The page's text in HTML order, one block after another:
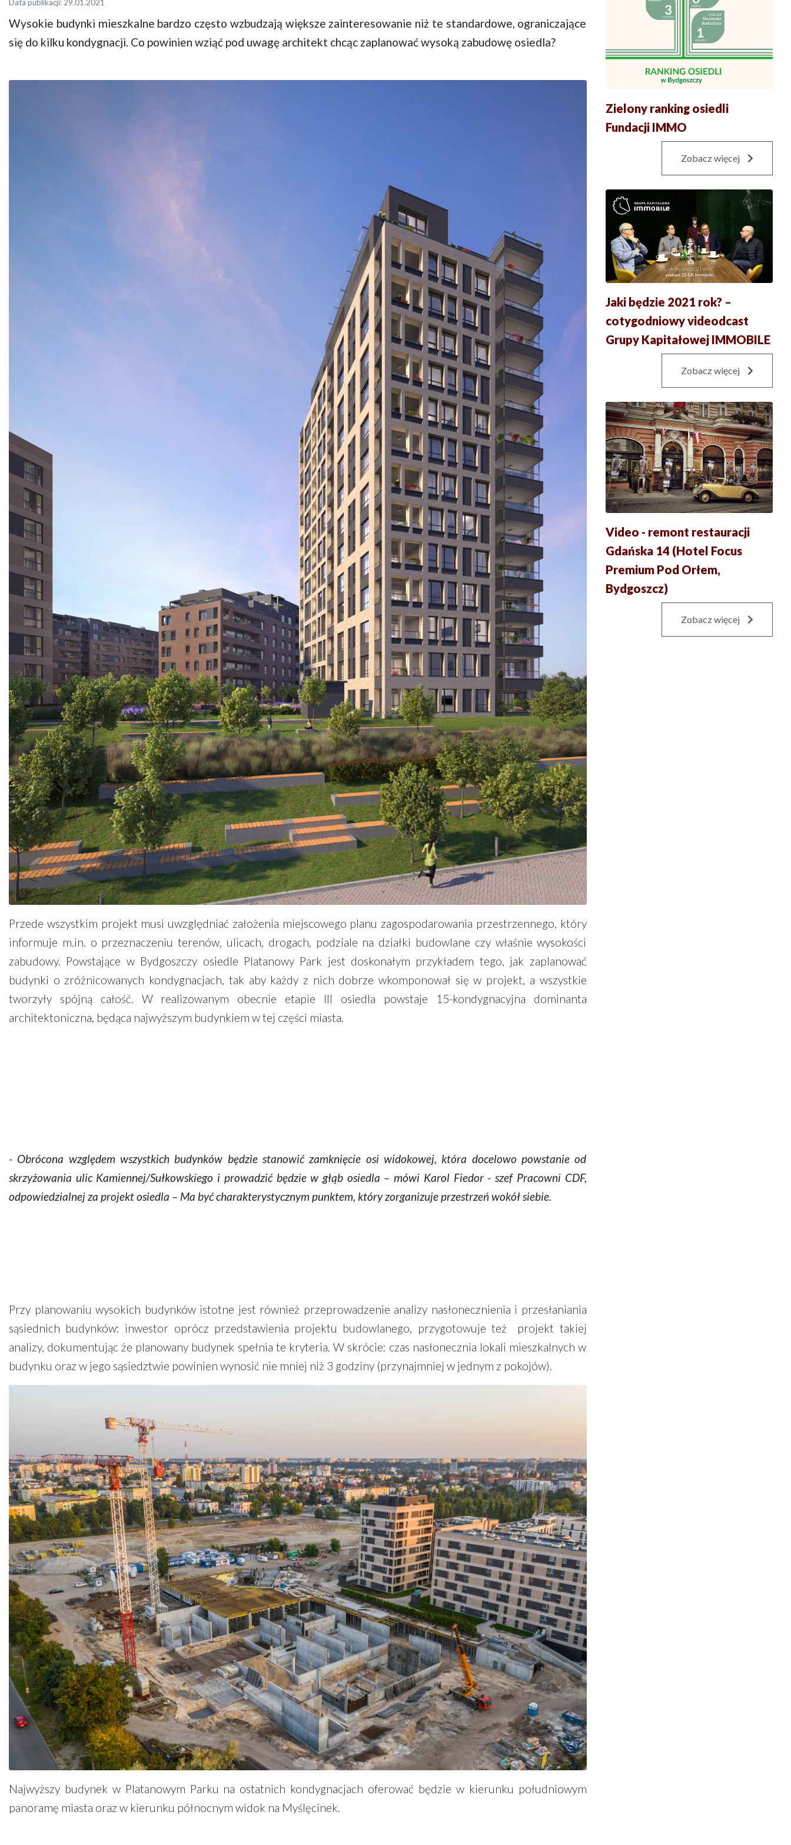
Data publikacji: 29.01.2021
Wysokie budynki mieszkalne bardzo często wzbudzają większe zainteresowanie niż te standardowe, ograniczające
się do kilku kondygnacji. Co powinien wziąć pod uwagę architekt chcąc zaplanować wysoką zabudowę osiedla?
Przede wszystkim projekt musi uwzględniać założenia miejscowego planu zagospodarowania przestrzennego, który
informuje m.in. o przeznaczeniu terenów, ulicach, drogach, podziale na działki budowlane czy właśnie wysokości
zabudowy. Powstające w Bydgoszczy osiedle Platanowy Park jest doskonałym przykładem tego, jak zaplanować
budynki o zróżnicowanych kondygnacjach, tak aby każdy z nich dobrze wkomponował się w projekt, a wszystkie
tworzyły spójną całość. W realizowanym obecnie etapie III osiedla powstaje 15-kondygnacyjna dominanta
architektoniczna, będąca najwyższym budynkiem w tej części miasta.
- Obrócona względem wszystkich budynków będzie stanowić zamknięcie osi widokowej, która docelowo powstanie od
skrzyżowania ulic Kamiennej/Sułkowskiego i prowadzić będzie w głąb osiedla – mówi Karol Fiedor - szef Pracowni CDF,
odpowiedzialnej za projekt osiedla – Ma być charakterystycznym punktem, który zorganizuje przestrzeń wokół siebie.
Przy planowaniu wysokich budynków istotne jest również przeprowadzenie analizy nasłonecznienia i przesłaniania
sąsiednich budynków: inwestor oprócz przedstawienia projektu budowlanego, przygotowuje też projekt takiej
analizy, dokumentując że planowany budynek spełnia te kryteria. W skrócie: czas nasłonecznia lokali mieszkalnych w
budynku oraz w jego sąsiedztwie powinien wynosić nie mniej niż 3 godziny (przynajmniej w jednym z pokojów).
Najwyższy budynek w Platanowym Parku na ostatnich kondygnacjach oferować będzie w kierunku południowym
panoramę miasta oraz w kierunku północnym widok na Myślęcinek.
Zielony ranking osiedli
Fundacji IMMO
Zobacz więcej
Jaki będzie 2021 rok? –
cotygodniowy videodcast
Grupy Kapitałowej IMMOBILE
Zobacz więcej
Video - remont restauracji
Gdańska 14 (Hotel Focus
Premium Pod Orłem,
Bydgoszcz)
Zobacz więcej